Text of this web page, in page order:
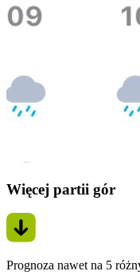
Więcej partii gór
Prognoza nawet na 5